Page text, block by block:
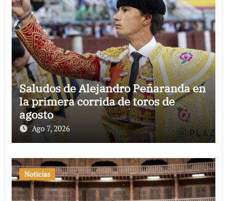
Saludos de Alejandro Peñaranda en
la primera corrida de toros de
agosto
Ago 7, 2026
Noticias